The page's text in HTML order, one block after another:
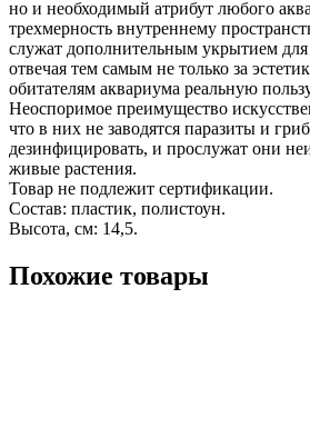
но и необходимый атрибут любого
трехмерность внутреннему
служат дополнительным укрытием
отвечая тем самым не только за
обитателям аквариума реальную
Неоспоримое преимущество
что в них не заводятся паразиты и
дезинфицировать, и прослужат они
живые растения.
Товар не подлежит сертификации.
Состав: пластик, полистоун.
Высота, см: 14,5.
Похожие товары